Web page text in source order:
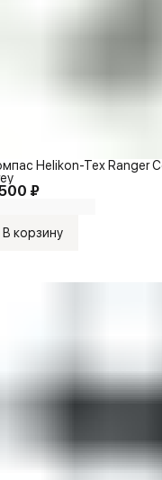
₽
Helikon-Tex Ranger
В корзину